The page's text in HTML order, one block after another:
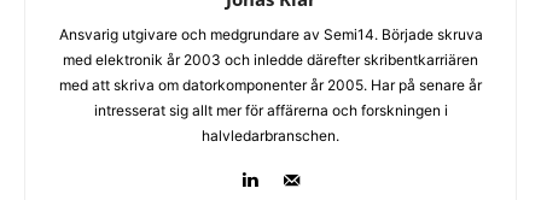
Ansvarig utgivare och medgrundare av Semi14. Började skruva
med elektronik år 2003 och inledde därefter skribentkarriären
med att skriva om datorkomponenter år 2005. Har på senare år
intresserat sig allt mer för affärerna och forskningen i
halvledarbranschen.